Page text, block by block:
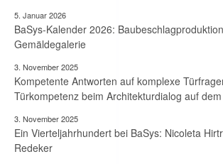
5. Januar 2026
BaSys-Kalender 2026:
Gemäldegalerie
3. November 2025
Kompetente Antworten auf komplexe
Türkompetenz beim Architekturdialog auf
3. November 2025
Ein Vierteljahrhundert bei BaSys: Nicoleta
Redeker